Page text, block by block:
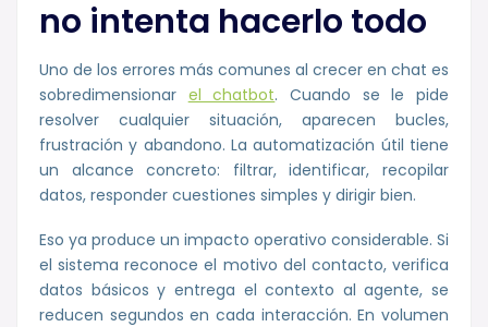
no intenta hacerlo todo
Uno de los errores más comunes al crecer en chat es
sobredimensionar el chatbot. Cuando se le pide
resolver cualquier situación, aparecen bucles,
frustración y abandono. La automatización útil tiene
un alcance concreto: filtrar, identificar, recopilar
datos, responder cuestiones simples y dirigir bien.
Eso ya produce un impacto operativo considerable. Si
el sistema reconoce el motivo del contacto, verifica
datos básicos y entrega el contexto al agente, se
reducen segundos en cada interacción. En volumen